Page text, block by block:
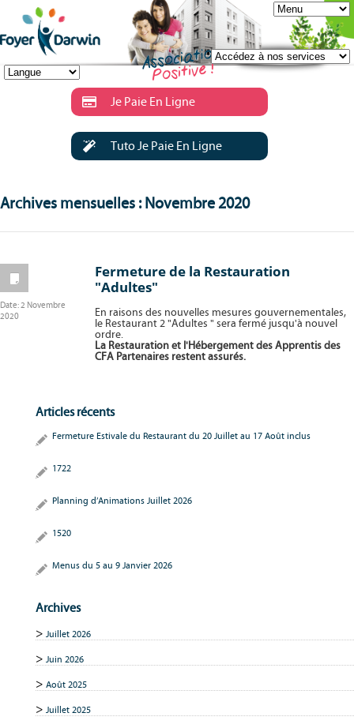
Je Paie En Ligne
Tuto Je Paie En Ligne
Archives mensuelles : Novembre 2020
Date:2 Novembre
2020
Fermeture de la Restauration
"Adultes"
En raisons des nouvelles mesures gouvernementales,
le Restaurant 2 "Adultes " sera fermé jusqu'à nouvel
ordre.
La Restauration et l'Hébergement des Apprentis des
CFA Partenaires restent assurés.
Articles récents
Fermeture Estivale du Restaurant du 20 Juillet au 17 Août inclus
1722
Planning d’Animations Juillet 2026
1520
Menus du 5 au 9 Janvier 2026
Archives
Juillet 2026
Juin 2026
Août 2025
Juillet 2025